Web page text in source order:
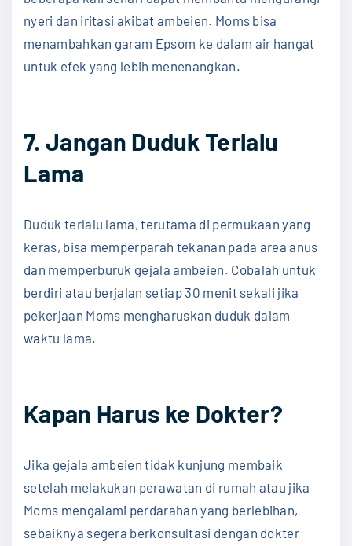
nyeri dan iritasi akibat ambeien. Moms bisa
menambahkan garam Epsom ke dalam air hangat
untuk efek yang lebih menenangkan.
7. Jangan Duduk Terlalu
Lama
Duduk terlalu lama, terutama di permukaan yang
keras, bisa memperparah tekanan pada area anus
dan memperburuk gejala ambeien. Cobalah untuk
berdiri atau berjalan setiap 30 menit sekali jika
pekerjaan Moms mengharuskan duduk dalam
waktu lama.
Kapan Harus ke Dokter?
Jika gejala ambeien tidak kunjung membaik
setelah melakukan perawatan di rumah atau jika
Moms mengalami perdarahan yang berlebihan,
sebaiknya segera berkonsultasi dengan dokter